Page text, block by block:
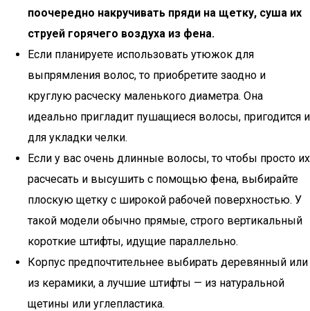
поочередно накручивать пряди на щетку, суша их
струей горячего воздуха из фена.
Если планируете использовать утюжок для
выпрямления волос, то приобретите заодно и
круглую расческу маленького диаметра. Она
идеально пригладит пушащиеся волосы, пригодится и
для укладки челки.
Если у вас очень длинные волосы, то чтобы просто их
расчесать и высушить с помощью фена, выбирайте
плоскую щетку с широкой рабочей поверхностью. У
такой модели обычно прямые, строго вертикальный
короткие штифты, идущие параллельно.
Корпус предпочтительнее выбирать деревянный или
из керамики, а лучшие штифты — из натуральной
щетины или углепластика.